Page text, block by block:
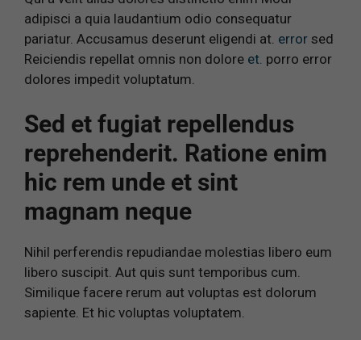
adipisci a quia laudantium odio consequatur
pariatur. Accusamus deserunt eligendi at. error sed
Reiciendis repellat omnis non dolore et. porro error
dolores impedit voluptatum.
Sed et fugiat repellendus
reprehenderit. Ratione enim
hic rem unde et sint
magnam neque
Nihil perferendis repudiandae molestias libero eum
libero suscipit. Aut quis sunt temporibus cum.
Similique facere rerum aut voluptas est dolorum
sapiente. Et hic voluptas voluptatem.